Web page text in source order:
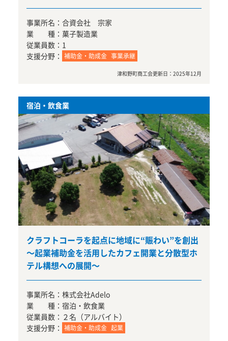
事業所名： 合資会社 宗家
業 種： 菓子製造業
従業員数： 1
支援分野： 補助金・助成金 事業承継
津和野町商工会更新日： 2025年12月
宿泊・飲食業
クラフトコーラを起点に地域に“賑わい”を創出
～起業補助金を活用したカフェ開業と分散型ホ
テル構想への展開～
事業所名： 株式会社Adelo
業 種： 宿泊・飲食業
従業員数： ２名（アルバイト）
支援分野： 補助金・助成金 起業